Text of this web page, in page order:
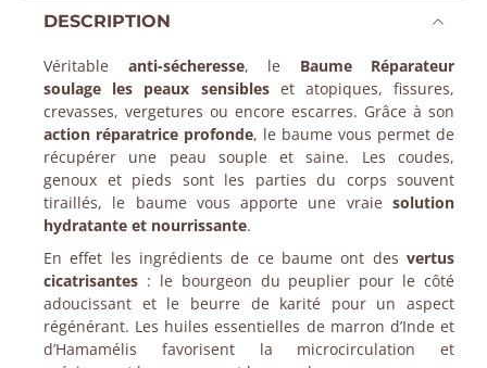
DESCRIPTION
Véritable anti-sécheresse, le Baume Réparateur
soulage les peaux sensibleset atopiques, fissures,
crevasses, vergetures ou encore escarres. Grâce à son
action réparatrice profonde, le baume vous permet de
récupérer une peau souple et saine. Les coudes,
genoux et pieds sont les parties du corps souvent
tiraillés, le baume vous apporte une vraiesolution
hydratante et nourrissante.
En effet les ingrédients de ce baume ont des vertus
cicatrisantes : le bourgeon du peuplier pour le côté
adoucissant et le beurre de karité pour un aspect
régénérant. Les huiles essentielles de marron d’Inde et
d’Hamamélis favorisent la microcirculation et